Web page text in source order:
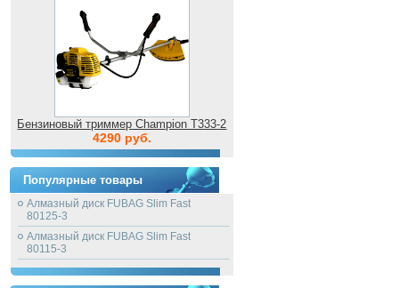
Бензиновый триммер Champion T333-2
4290 руб.
Популярные товары
Алмазный диск FUBAG Slim Fast
80125-3
Алмазный диск FUBAG Slim Fast
80115-3